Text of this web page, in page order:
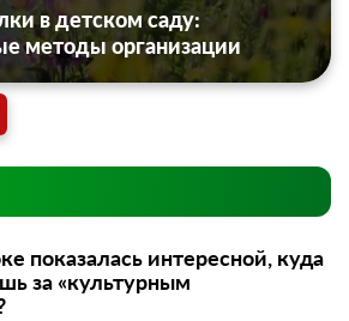
в детском саду:
методы организации
показалась интересной, куда
за «культурным